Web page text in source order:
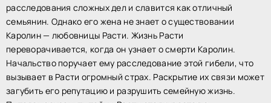
расследования сложных дел и славится как отличный
семьянин. Однако его жена не знает о существовании
Каролин — любовницы Расти. Жизнь Расти
переворачивается, когда он узнает о смерти Каролин.
Начальство поручает ему расследование этой гибели, что
вызывает в Расти огромный страх. Раскрытие их связи может
загубить его репутацию и разрушить семейную жизнь.